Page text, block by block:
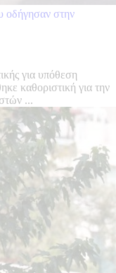
οδήγησαν στην
για υπόθεση
καθοριστική για την
...